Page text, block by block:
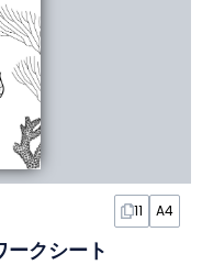
11 A4
クシート